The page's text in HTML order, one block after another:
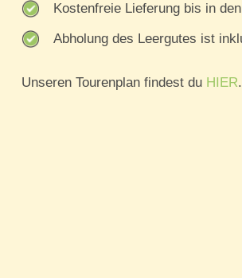
Kostenfreie Lieferung bis in
Abholung des Leergutes ist
Unseren Tourenplan findest du HIER.